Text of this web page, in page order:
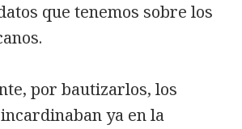
que tenemos sobre los
por bautizarlos, los
ya en la